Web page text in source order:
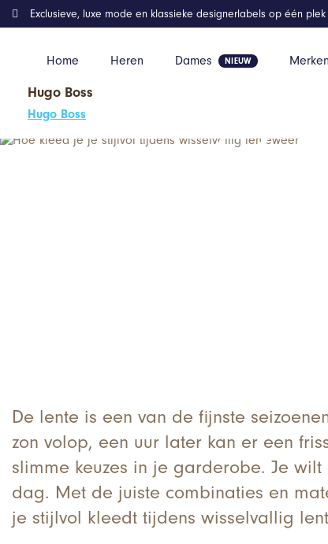
Home Heren Dames Merken
Exclusieve, luxe mode en klassieke designerlabels op één plek
Hugo Boss
Hugo Boss
Home Inspiratie
Hoe kleed je je
De lente is een van de fijnste
zon volop, een uur later kan er een
slimme keuzes in je garderobe. Je
dag. Met de juiste combinaties en
je stijlvol kleedt tijdens wisselvallig